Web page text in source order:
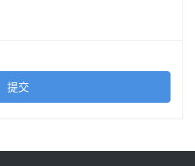
能足够强，Gas Limit 确实可以
坊网络拥有超过 100 万个活跃
提交